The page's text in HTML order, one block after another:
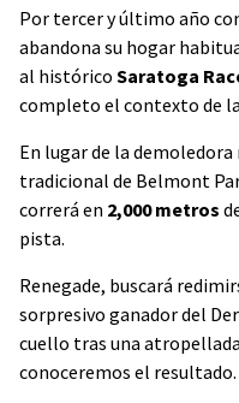
Por tercer y último año
abandona su hogar
al histórico Saratoga
completo el contexto de
En lugar de la
tradicional de Belmont
correrá en 2,000 metros
pista.
Renegade, buscará
sorpresivo ganador del
cuello tras una
conoceremos el resultado.